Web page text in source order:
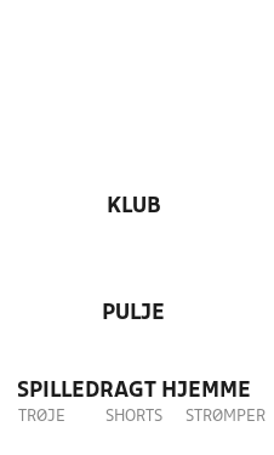
KLUB
PULJE
SPILLEDRAGT HJEMME
TRØJE SHORTS STRØMPER